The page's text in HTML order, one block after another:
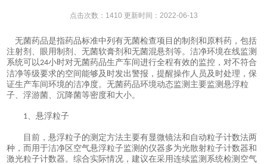
点击次数：1410 更新时间：2022-06-13
无菌药品是指药品标准中列有无菌检查项目的制剂和原料药，包括
注射剂、眼用制剂、无菌软膏剂和无菌混悬剂等。洁净环境在线监测
系统可以24小时对无菌药品生产车间进行全程有效的监控，对不符合
洁净等级要求的空间能够及时发出警报，提醒操作人员及时处理，保
证生产车间环境的洁净度。无菌药品环境动态监测主要监测悬浮粒
子、浮游菌、沉降菌等密度和大小。
1 、悬浮粒子
目前，悬浮粒子的测定方法主要有显微镜法和自动粒子计数法两
种，而用于洁净区空气悬浮粒子监测的仪器多为光散射粒子计数器和
激光粒子计数器。综合实际情况，建议在采用连续监测系统检测空气